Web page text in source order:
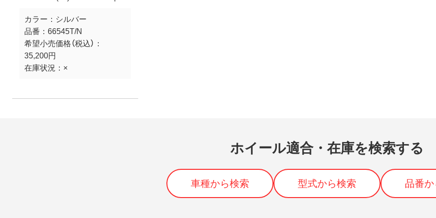
カラー： シルバー
品番： 66545T/N
希望小売価格（税込）：
35,200円
在庫状況： ×
ホイール適合・在庫を検索する
車種から検索 型式から検索 品番